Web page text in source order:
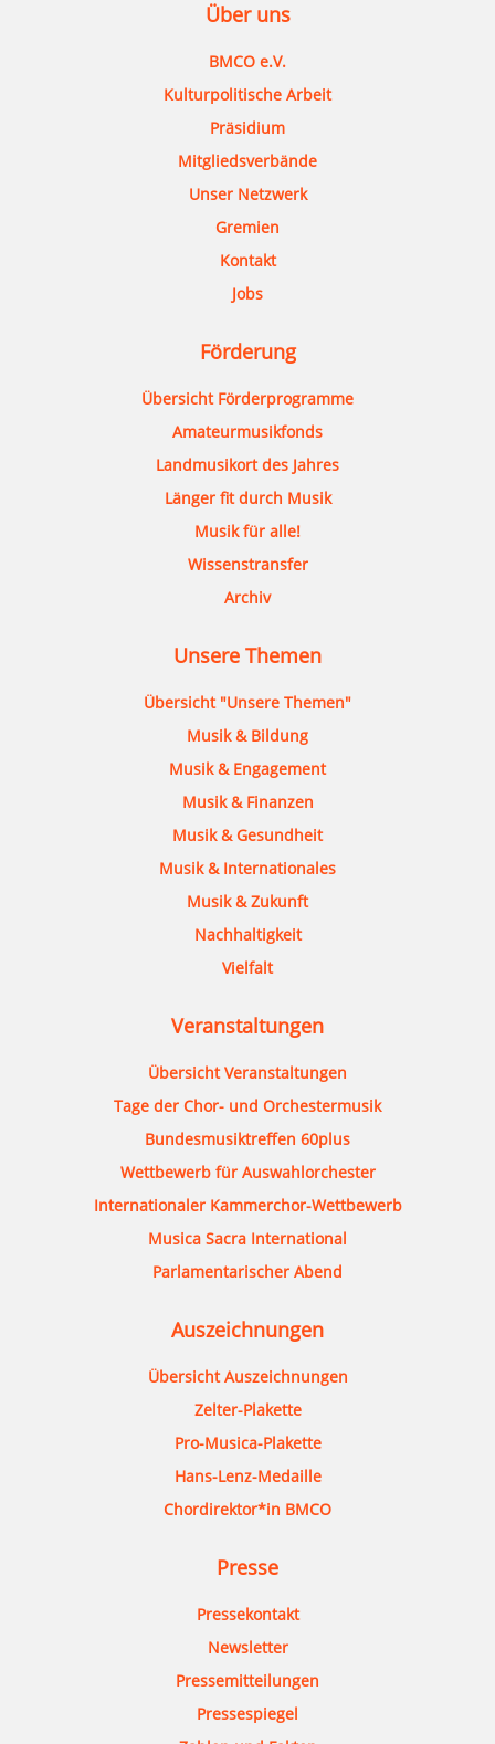
Über uns
BMCO e.V.
Kulturpolitische Arbeit
Präsidium
Mitgliedsverbände
Unser Netzwerk
Gremien
Kontakt
Jobs
Förderung
Übersicht Förderprogramme
Amateurmusikfonds
Landmusikort des Jahres
Länger fit durch Musik
Musik für alle!
Wissenstransfer
Archiv
Unsere Themen
Übersicht "Unsere Themen"
Musik & Bildung
Musik & Engagement
Musik & Finanzen
Musik & Gesundheit
Musik & Internationales
Musik & Zukunft
Nachhaltigkeit
Vielfalt
Veranstaltungen
Übersicht Veranstaltungen
Tage der Chor- und Orchestermusik
Bundesmusiktreffen 60plus
Wettbewerb für Auswahlorchester
Internationaler Kammerchor-Wettbewerb
Musica Sacra International
Parlamentarischer Abend
Auszeichnungen
Übersicht Auszeichnungen
Zelter-Plakette
Pro-Musica-Plakette
Hans-Lenz-Medaille
Chordirektor*in BMCO
Presse
Pressekontakt
Newsletter
Pressemitteilungen
Pressespiegel